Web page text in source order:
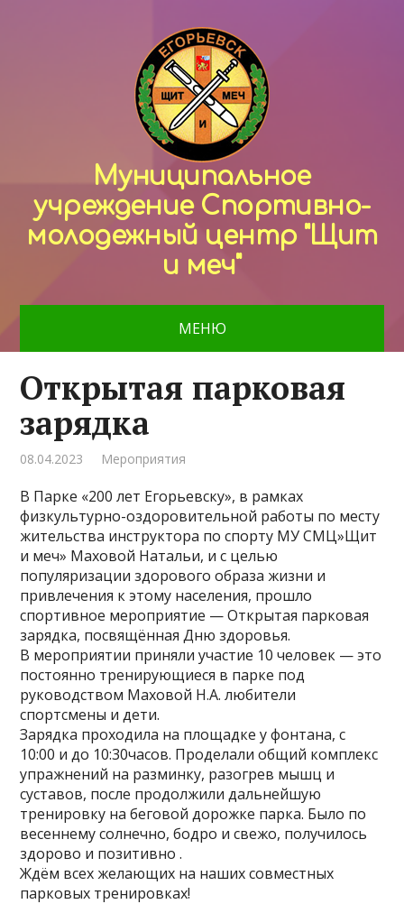
Муниципальное
учреждение Спортивно-
молодежный центр "Щит
и меч"
МЕНЮ
Открытая парковая
зарядка
08.04.2023 Мероприятия
В Парке «200 лет Егорьевску», в рамках
физкультурно-оздоровительной работы по месту
жительства инструктора по спорту МУ СМЦ»Щит
и меч» Маховой Натальи, и с целью
популяризации здорового образа жизни и
привлечения к этому населения, прошло
спортивное мероприятие — Открытая парковая
зарядка, посвящённая Дню здоровья.
В мероприятии приняли участие 10 человек — это
постоянно тренирующиеся в парке под
руководством Маховой Н.А. любители
спортсмены и дети.
Зарядка проходила на площадке у фонтана, с
10:00 и до 10:30часов. Проделали общий комплекс
упражнений на разминку, разогрев мышц и
суставов, после продолжили дальнейшую
тренировку на беговой дорожке парка. Было по
весеннему солнечно, бодро и свежо, получилось
здорово и позитивно .
Ждём всех желающих на наших совместных
парковых тренировках!